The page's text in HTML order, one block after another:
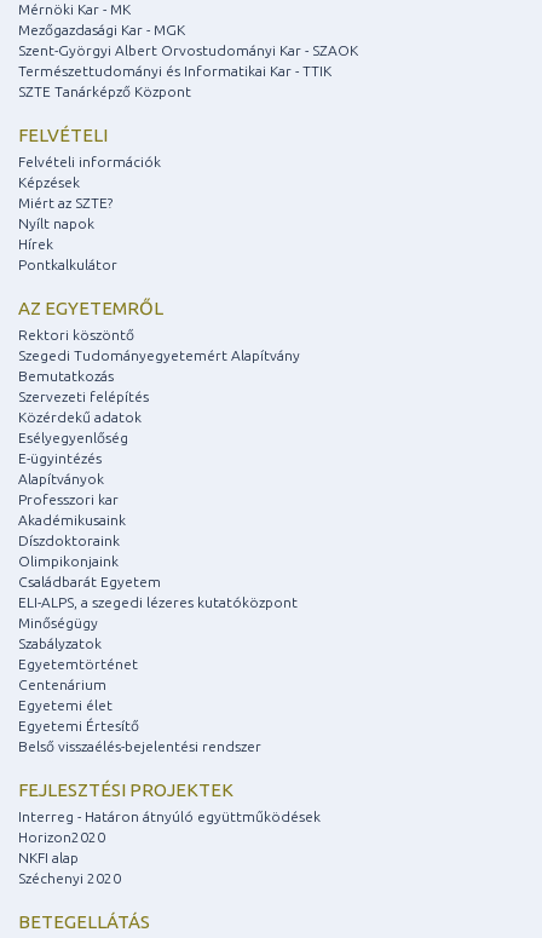
Mérnöki Kar - MK
Mezőgazdasági Kar - MGK
Szent-Györgyi Albert Orvostudományi Kar - SZAOK
Természettudományi és Informatikai Kar - TTIK
SZTE Tanárképző Központ
FELVÉTELI
Felvételi információk
Képzések
Miért az SZTE?
Nyílt napok
Hírek
Pontkalkulátor
AZ EGYETEMRŐL
Rektori köszöntő
Szegedi Tudományegyetemért Alapítvány
Bemutatkozás
Szervezeti felépítés
Közérdekű adatok
Esélyegyenlőség
E-ügyintézés
Alapítványok
Professzori kar
Akadémikusaink
Díszdoktoraink
Olimpikonjaink
Családbarát Egyetem
ELI-ALPS, a szegedi lézeres kutatóközpont
Minőségügy
Szabályzatok
Egyetemtörténet
Centenárium
Egyetemi élet
Egyetemi Értesítő
Belső visszaélés-bejelentési rendszer
FEJLESZTÉSI PROJEKTEK
Interreg - Határon átnyúló együttműködések
Horizon2020
NKFI alap
Széchenyi 2020
BETEGELLÁTÁS